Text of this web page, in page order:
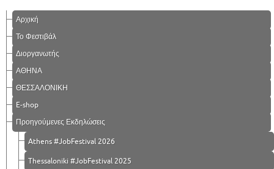
Αρχική
Το Φεστιβάλ
Διοργανωτής
ΑΘΗΝΑ
ΘΕΣΣΑΛΟΝΙΚΗ
E-shop
Προηγούμενες Εκδηλώσεις
Athens #JobFestival 2026
Thessaloniki #JobFestival 2025